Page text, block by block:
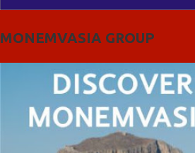
MONEMVASIA GROUP